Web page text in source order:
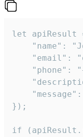
let apiResult
"name":
"email":
"phone":
});
if